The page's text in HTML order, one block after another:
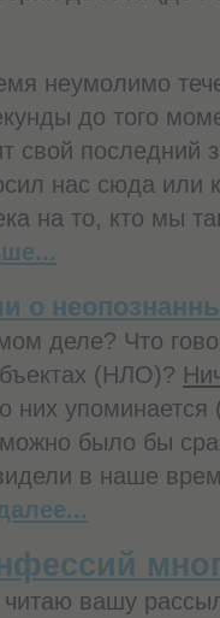
неумолимо
до того
свой последний
нас сюда или
на то, кто мы
о
деле? Что
(НЛО)?
них
можно было бы
в наше
вашу